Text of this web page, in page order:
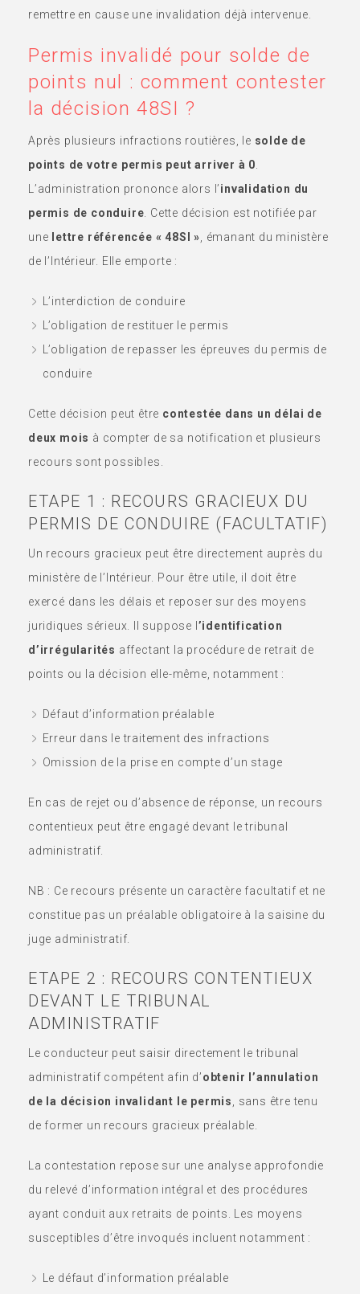
remettre en cause une invalidation déjà intervenue.
Permis invalidé pour solde de
points nul : comment contester
la décision 48SI ?
Après plusieurs infractions routières, le solde de
points de votre permis peut arriver à 0
L’administration prononce alors l’invalidation du
permis de conduire . Cette décision est notifiée par
une
lettre référencée « 48SI » , émanant du ministère
de l’Intérieur. Elle emporte :
L’interdiction de conduire
L’obligation de restituer le permis
L’obligation de repasser les épreuves du permis de
conduire
Cette décision peut être contestée dans un délai de
deux mois à compter de sa notification et plusieurs
recours sont possibles.
ETAPE 1 : RECOURS GRACIEUX DU
PERMIS DE CONDUIRE (FACULTATIF)
Un recours gracieux peut être directement auprès du
ministère de l’Intérieur. Pour être utile, il doit être
exercé dans les délais et reposer sur des moyens
juridiques sérieux. Il suppose l ’identification
d’irrégularités affectant la procédure de retrait de
points ou la décision elle-même, notamment :
Défaut d’information préalable
Erreur dans le traitement des infractions
Omission de la prise en compte d’un stage
En cas de rejet ou d’absence de réponse, un recours
contentieux peut être engagé devant le tribunal
administratif.
NB : Ce recours présente un caractère facultatif et ne
constitue pas un préalable obligatoire à la saisine du
juge administratif.
ETAPE 2 : RECOURS CONTENTIEUX
DEVANT LE TRIBUNAL
ADMINISTRATIF
Le conducteur peut saisir directement le tribunal
administratif compétent afin d’obtenir l’annulation
de la décision invalidant le permis
, sans être tenu
de former un recours gracieux préalable.
La contestation repose sur une analyse approfondie
du relevé d’information intégral et des procédures
ayant conduit aux retraits de points. Les moyens
susceptibles d’être invoqués incluent notamment :
Le défaut d’information préalable